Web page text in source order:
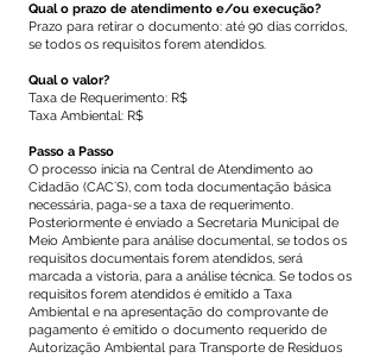
Qual o prazo de atendimento e/ou execução?
Prazo para retirar o documento: até 90 dias corridos,
se todos os requisitos forem atendidos.
Qual o valor?
Taxa de Requerimento: R$
Taxa Ambiental: R$
Passo a Passo
O processo inicia na Central de Atendimento ao
Cidadão (CAC´S), com toda documentação básica
necessária, paga-se a taxa de requerimento.
Posteriormente é enviado a Secretaria Municipal de
Meio Ambiente para análise documental, se todos os
requisitos documentais forem atendidos, será
marcada a vistoria, para a análise técnica. Se todos os
requisitos forem atendidos é emitido a Taxa
Ambiental e na apresentação do comprovante de
pagamento é emitido o documento requerido de
Autorização Ambiental para Transporte de Resíduos